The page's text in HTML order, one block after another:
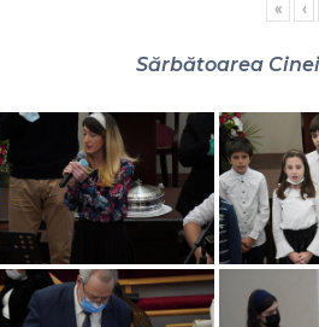
« ‹
Sărbătoarea